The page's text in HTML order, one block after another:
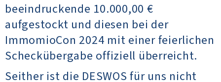
beeindruckende 10.000,00 €
aufgestockt und diesen bei der
ImmomioCon 2024 mit einer feierlichen
Scheckübergabe offiziell überreicht.
Seither ist die DESWOS für uns nicht